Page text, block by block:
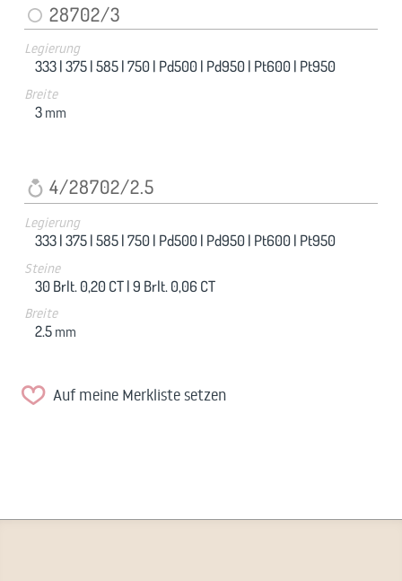
28702/3
Legierung
333 |375 |585 |750 | Pd500 | Pd950 | Pt600 | Pt950
Breite
3 mm
4/28702/2.5
Legierung
333 |375 |585 |750 | Pd500 | Pd950 | Pt600 | Pt950
Steine
30 Brlt. 0,20 CT |9 Brlt. 0,06 CT
Breite
2.5 mm
Auf meine Merkliste setzen